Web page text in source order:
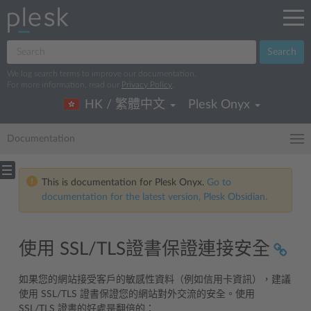
Search
We log search terms to improve our documentation.
For more information, read our
Privacy Policy
HK / 繁體中文 Plesk Onyx
Documentation
This is documentation for Plesk Onyx. Go to
documentation for the latest version, Plesk Obsidian.
使用 SSL/TLS證書保證連接安全
如果您的網站接受客戶的敏感性資料（例如信用卡資訊），建議
使用 SSL/TLS 證書保證您的網站對外交流的安全。使用
SSL/TLS 證書的好處是翻倍的：